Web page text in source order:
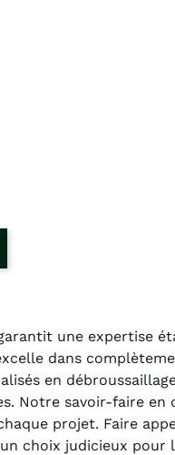
une expertise
dans
en
Notre savoir-faire en
projet. Faire
choix judicieux pour